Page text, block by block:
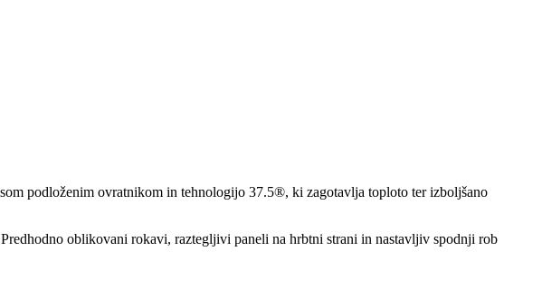
podloženim ovratnikom in tehnologijo 37.5®, ki zagotavlja toploto ter izboljšano
oblikovani rokavi, raztegljivi paneli na hrbtni strani in nastavljiv spodnji rob